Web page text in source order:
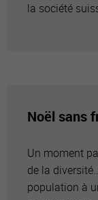
la société
Noël sans
Un moment
de la
population à